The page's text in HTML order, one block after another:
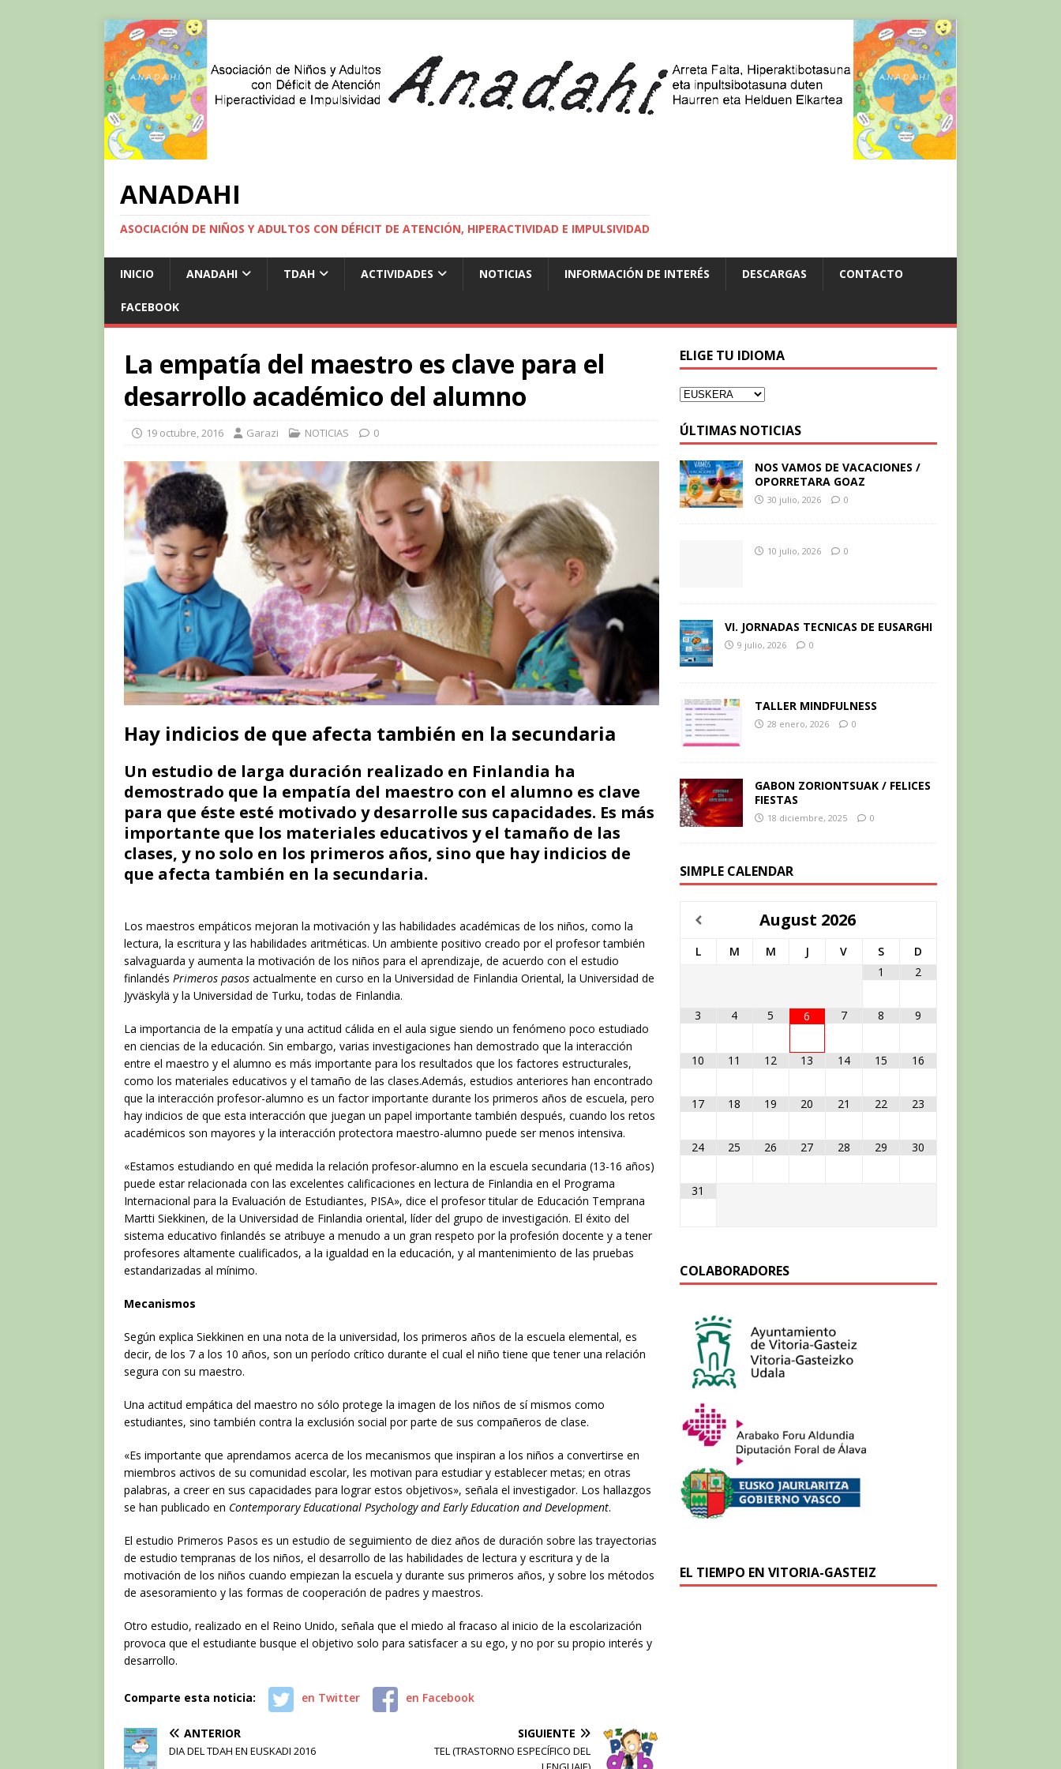
ANADAHI
ASOCIACIÓN DE NIÑOS Y ADULTOS CON DÉFICIT DE ATENCIÓN, HIPERACTIVIDAD E IMPULSIVIDAD
INICIO ANADAHI TDAH ACTIVIDADES NOTICIAS INFORMACIÓN DE INTERÉS DESCARGAS CONTACTO
FACEBOOK
La empatía del maestro es clave para el
desarrollo académico del alumno
19 octubre, 2016 Garazi NOTICIAS 0
Hay indicios de que afecta también en la secundaria
Un estudio de larga duración realizado en Finlandia ha
demostrado que la empatía del maestro con el alumno es clave
para que éste esté motivado y desarrolle sus capacidades. Es más
importante que los materiales educativos y el tamaño de las
clases, y no solo en los primeros años, sino que hay indicios de
que afecta también en la secundaria.
Los maestros empáticos mejoran la motivación y las habilidades académicas de los niños, como la
lectura, la escritura y las habilidades aritméticas. Un ambiente positivo creado por el profesor también
salvaguarda y aumenta la motivación de los niños para el aprendizaje, de acuerdo con el estudio
finlandés Primeros pasos actualmente en curso en la Universidad de Finlandia Oriental, la Universidad de
Jyväskylä y la Universidad de Turku, todas de Finlandia.
La importancia de la empatía y una actitud cálida en el aula sigue siendo un fenómeno poco estudiado
en ciencias de la educación. Sin embargo, varias investigaciones han demostrado que la interacción
entre el maestro y el alumno es más importante para los resultados que los factores estructurales,
como los materiales educativos y el tamaño de las clases.Además, estudios anteriores han encontrado
que la interacción profesor-alumno es un factor importante durante los primeros años de escuela, pero
hay indicios de que esta interacción que juegan un papel importante también después, cuando los retos
académicos son mayores y la interacción protectora maestro-alumno puede ser menos intensiva.
«Estamos estudiando en qué medida la relación profesor-alumno en la escuela secundaria (13-16 años)
puede estar relacionada con las excelentes calificaciones en lectura de Finlandia en el Programa
Internacional para la Evaluación de Estudiantes, PISA», dice el profesor titular de Educación Temprana
Martti Siekkinen, de la Universidad de Finlandia oriental, líder del grupo de investigación. El éxito del
sistema educativo finlandés se atribuye a menudo a un gran respeto por la profesión docente y a tener
profesores altamente cualificados, a la igualdad en la educación, y al mantenimiento de las pruebas
estandarizadas al mínimo.
Mecanismos
Según explica Siekkinen en una nota de la universidad, los primeros años de la escuela elemental, es
decir, de los 7 a los 10 años, son un período crítico durante el cual el niño tiene que tener una relación
segura con su maestro.
Una actitud empática del maestro no sólo protege la imagen de los niños de sí mismos como
estudiantes, sino también contra la exclusión social por parte de sus compañeros de clase.
«Es importante que aprendamos acerca de los mecanismos que inspiran a los niños a convertirse en
miembros activos de su comunidad escolar, les motivan para estudiar y establecer metas; en otras
palabras, a creer en sus capacidades para lograr estos objetivos», señala el investigador. Los hallazgos
se han publicado en Contemporary Educational Psychology and Early Education and Development.
El estudio Primeros Pasos es un estudio de seguimiento de diez años de duración sobre las trayectorias
de estudio tempranas de los niños, el desarrollo de las habilidades de lectura y escritura y de la
motivación de los niños cuando empiezan la escuela y durante sus primeros años, y sobre los métodos
de asesoramiento y las formas de cooperación de padres y maestros.
Otro estudio, realizado en el Reino Unido, señala que el miedo al fracaso al inicio de la escolarización
provoca que el estudiante busque el objetivo solo para satisfacer a su ego, y no por su propio interés y
desarrollo.
Comparte esta noticia: en Twitter en Facebook
ANTERIOR
DIA DEL TDAH EN EUSKADI 2016
SIGUIENTE
TEL (TRASTORNO ESPECÍFICO DEL
ELIGE TU IDIOMA
ÚLTIMAS NOTICIAS
NOS VAMOS DE VACACIONES /
OPORRETARA GOAZ
30 julio, 2026 0
10 julio, 2026 0
VI. JORNADAS TECNICAS DE EUSARGHI
9 julio, 2026 0
TALLER MINDFULNESS
28 enero, 2026 0
GABON ZORIONTSUAK / FELICES
FIESTAS
18 diciembre, 2025 0
SIMPLE CALENDAR
August 2026
L M M J V S
D
1
2
3 4 5 6 7 8 9
10 11 12 13 14 15 16
17 18 19 20 21 22 23
24 25 26 27 28 29 30
31
COLABORADORES
EL TIEMPO EN VITORIA-GASTEIZ